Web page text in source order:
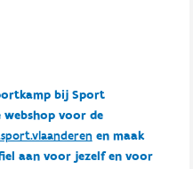
bij Sport
webshop voor de
en maak
aan voor jezelf en voor